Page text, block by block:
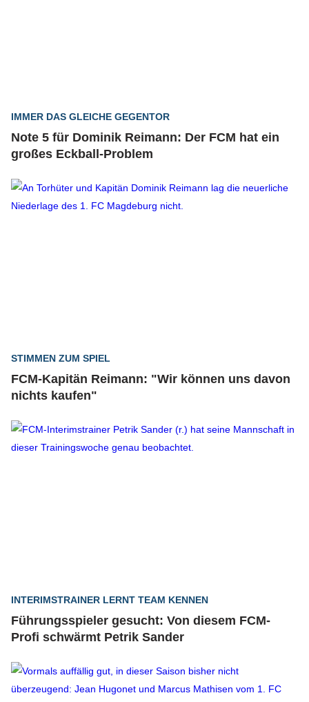
IMMER DAS GLEICHE GEGENTOR
Note 5 für Dominik Reimann: Der FCM hat ein
großes Eckball-Problem
STIMMEN ZUM SPIEL
FCM-Kapitän Reimann: "Wir können uns davon
nichts kaufen"
INTERIMSTRAINER LERNT TEAM KENNEN
Führungsspieler gesucht: Von diesem FCM-
Profi schwärmt Petrik Sander